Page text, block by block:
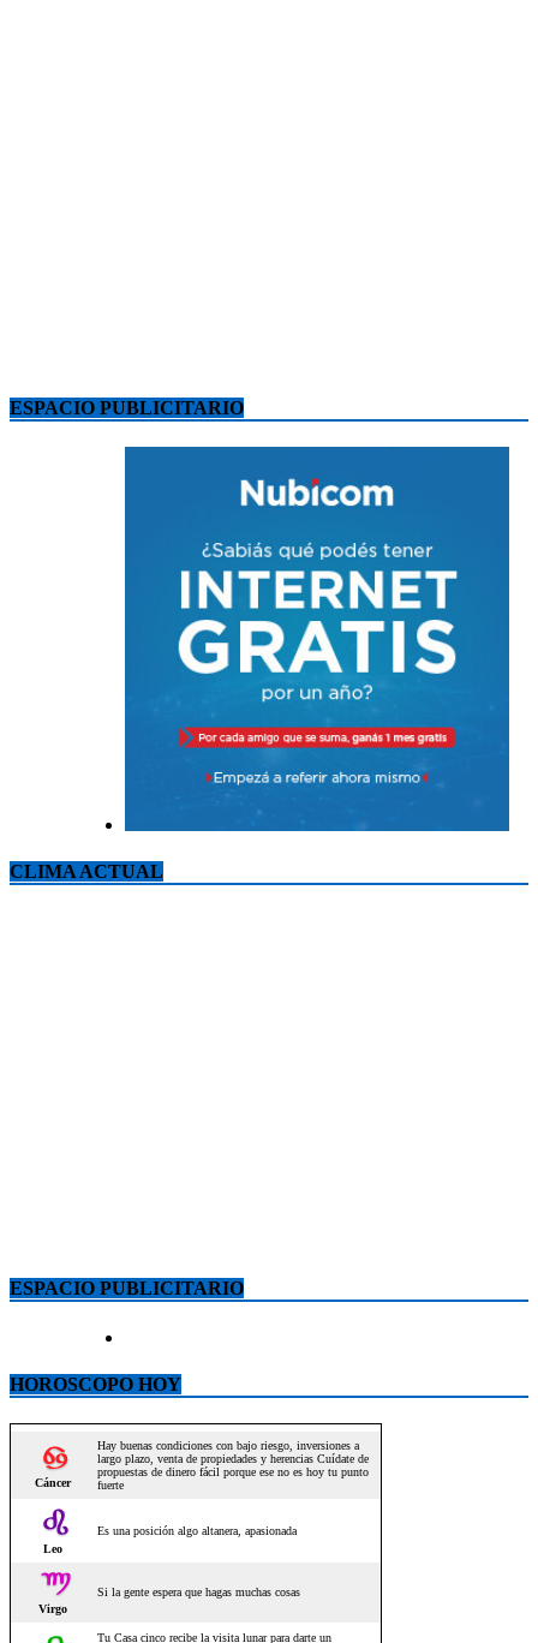
ESPACIO PUBLICITARIO
CLIMA ACTUAL
ESPACIO PUBLICITARIO
HOROSCOPO HOY